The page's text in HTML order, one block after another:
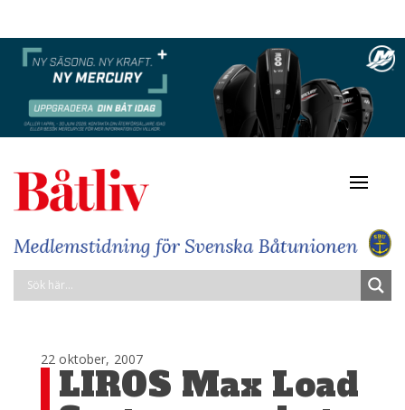
22 oktober, 2007
LIROS Max Load